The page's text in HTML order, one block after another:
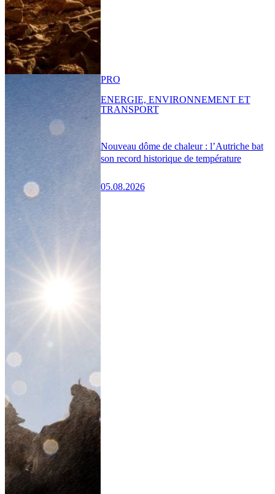
Nouveau dôme de chaleur : l’Autriche bat
son record historique de température
05.08.2026
PRO
ENERGIE, ENVIRONNEMENT ET
TRANSPORT